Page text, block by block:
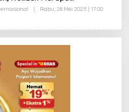
Rabu, 28 Mei 2025 | 17:00